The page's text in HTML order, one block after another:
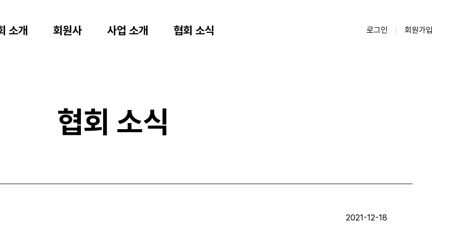
소개 회원사 사업 소개 협회 소식 로그인 회원가입
협회 소식
2021-12-18